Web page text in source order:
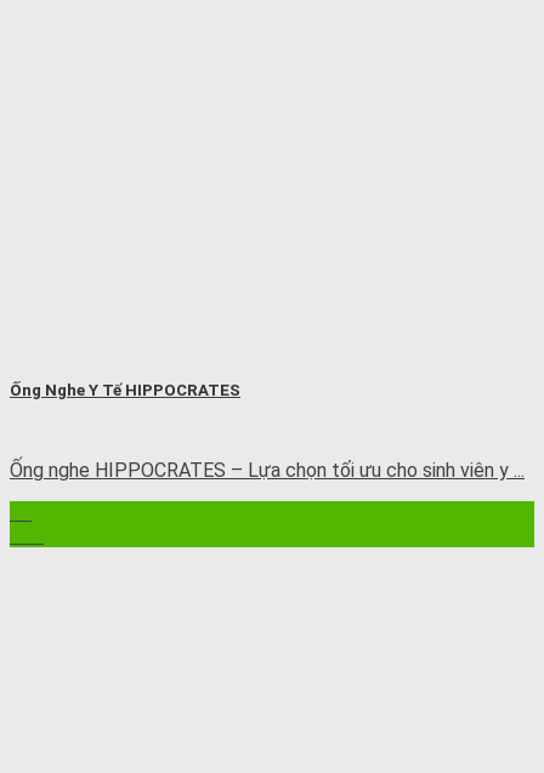
Ống Nghe Y Tế HIPPOCRATES
Ống nghe HIPPOCRATES – Lựa chọn tối ưu cho sinh viên y ...